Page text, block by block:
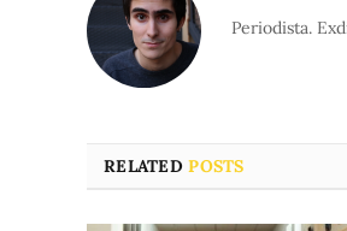
Periodista.
RELATEDPOSTS